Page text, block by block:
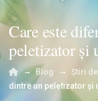
Care este
peletizator și
→Blog → Știri
dintre un peletizator și